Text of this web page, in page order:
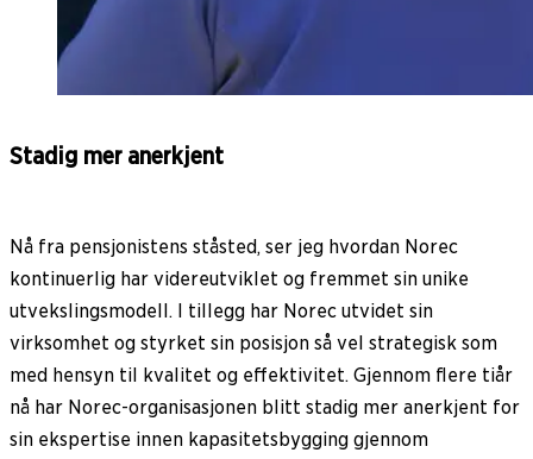
Stadig mer anerkjent
Nå fra pensjonistens ståsted, ser jeg hvordan Norec
kontinuerlig har videreutviklet og fremmet sin unike
utvekslingsmodell. I tillegg har Norec utvidet sin
virksomhet og styrket sin posisjon så vel strategisk som
med hensyn til kvalitet og effektivitet. Gjennom flere tiår
nå har Norec-organisasjonen blitt stadig mer anerkjent for
sin ekspertise innen kapasitetsbygging gjennom